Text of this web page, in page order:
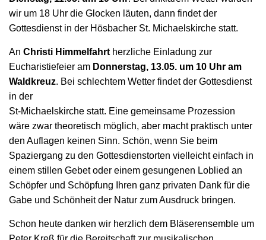
wir um 18 Uhr die Glocken läuten, dann findet der
Gottesdienst in der Hösbacher St. Michaelskirche statt.
An Christi Himmelfahrt herzliche Einladung zur
Eucharistiefeier am Donnerstag, 13.05. um 10 Uhr am
Waldkreuz. Bei schlechtem Wetter findet der Gottesdienst
in der
St-Michaelskirche statt. Eine gemeinsame Prozession
wäre zwar theoretisch möglich, aber macht praktisch unter
den Auflagen keinen Sinn. Schön, wenn Sie beim
Spaziergang zu den Gottesdienstorten vielleicht einfach in
einem stillen Gebet oder einem gesungenen Loblied an
Schöpfer und Schöpfung Ihren ganz privaten Dank für die
Gabe und Schönheit der Natur zum Ausdruck bringen.
Schon heute danken wir herzlich dem Bläserensemble um